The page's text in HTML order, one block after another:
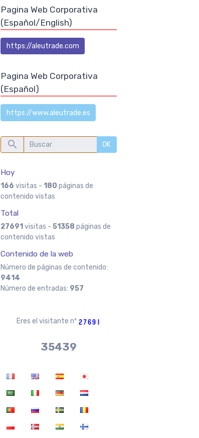
Pagina Web Corporativa
(Español/English)
https://aleutrade.com
Pagina Web Corporativa
(Español)
https://www.aleutrade.es
OK
Hoy
166 visitas - 180 páginas de
contenido vistas
Total
27691visitas -51358 páginas de
contenido vistas
Contenido de la web
Número de páginas de contenido:
9414
Número de entradas: 957
Eres el visitante nº
37970